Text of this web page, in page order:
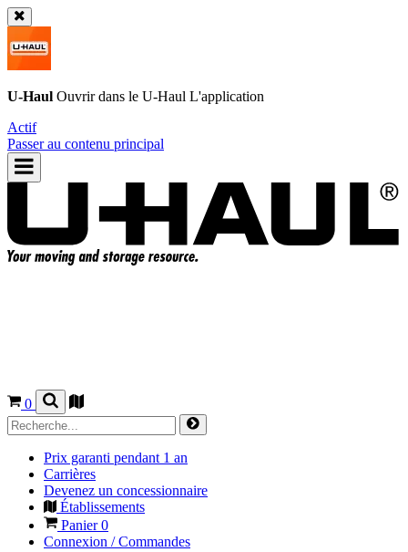
U-Haul Ouvrir dans le U-Haul L'application
Actif
Passer au contenu principal
0
Prix garanti pendant 1 an
Carrières
Devenez un concessionnaire
Établissements
Panier0
Connexion / Commandes